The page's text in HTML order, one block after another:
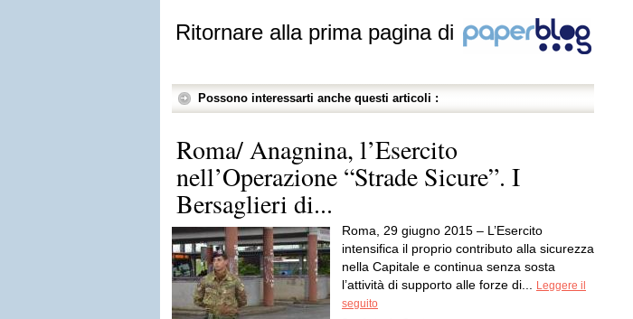
Ritornare alla prima pagina di
Possono interessarti anche questi articoli :
Roma/ Anagnina, l’Esercito
nell’Operazione “Strade Sicure”. I
Bersaglieri di...
Roma, 29 giugno 2015 – L’Esercito
intensifica il proprio contributo alla sicurezza
nella Capitale e continua senza sosta
l’attività di supporto alle forze di...
Leggere il
seguito